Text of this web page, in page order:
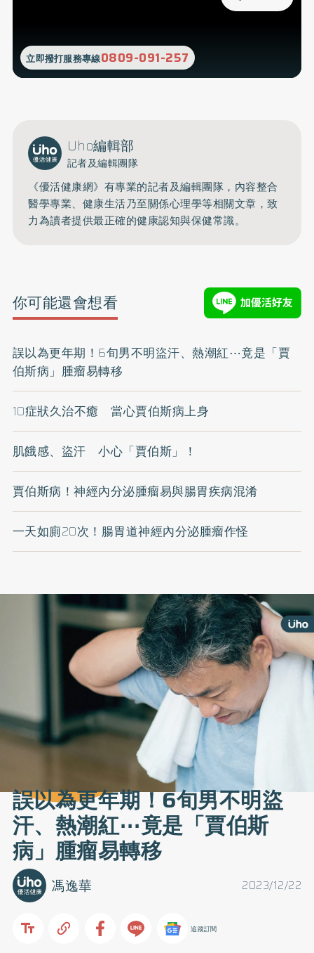
立即撥打服務專線0809-091-257
Uho編輯部
記者及編輯團隊
《優活健康網》有專業的記者及編輯團隊，內容整合
醫學專業、健康生活乃至關係心理學等相關文章，致
力為讀者提供最正確的健康認知與保健常識。
你可能還會想看
誤以為更年期！6旬男不明盜汗、熱潮紅⋯竟是「賈
伯斯病」腫瘤易轉移
10症狀久治不癒 當心賈伯斯病上身
肌餓感、盜汗 小心「賈伯斯」！
賈伯斯病！神經內分泌腫瘤易與腸胃疾病混淆
一天如廁20次！腸胃道神經內分泌腫瘤作怪
誤以為更年期！6旬男不明盜
汗、熱潮紅⋯竟是「賈伯斯
病」腫瘤易轉移
2023/12/22
馮逸華
追蹤訂閱